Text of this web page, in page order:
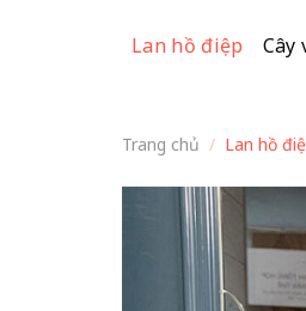
Lan hồ điệp Cây
Trang chủ / Lan hồ